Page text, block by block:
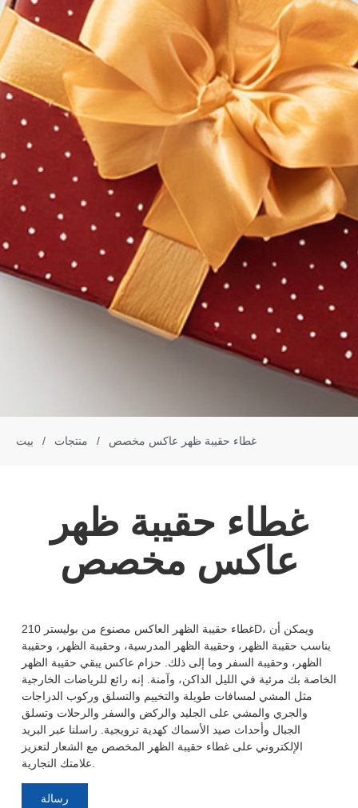
بيت / منتجات / غطاء حقيبة ظهر عاكس مخصص
غطاء حقيبة ظهر
عاكس مخصص
غطاء حقيبة الظهر العاكس مصنوع من بوليستر 210D، ويمكن أن
يناسب حقيبة الظهر، وحقيبة الظهر المدرسية، وحقيبة الظهر، وحقيبة
الظهر، وحقيبة السفر وما إلى ذلك. حزام عاكس يبقي حقيبة الظهر
الخاصة بك مرئية في الليل الداكن، وآمنة. إنه رائع للرياضات الخارجية
مثل المشي لمسافات طويلة والتخييم والتسلق وركوب الدراجات
والجري والمشي على الجليد والركض والسفر والرحلات وتسلق
الجبال وأحداث صيد الأسماك كهدية ترويجية. راسلنا عبر البريد
الإلكتروني على غطاء حقيبة الظهر المخصص مع الشعار لتعزيز
رسالة